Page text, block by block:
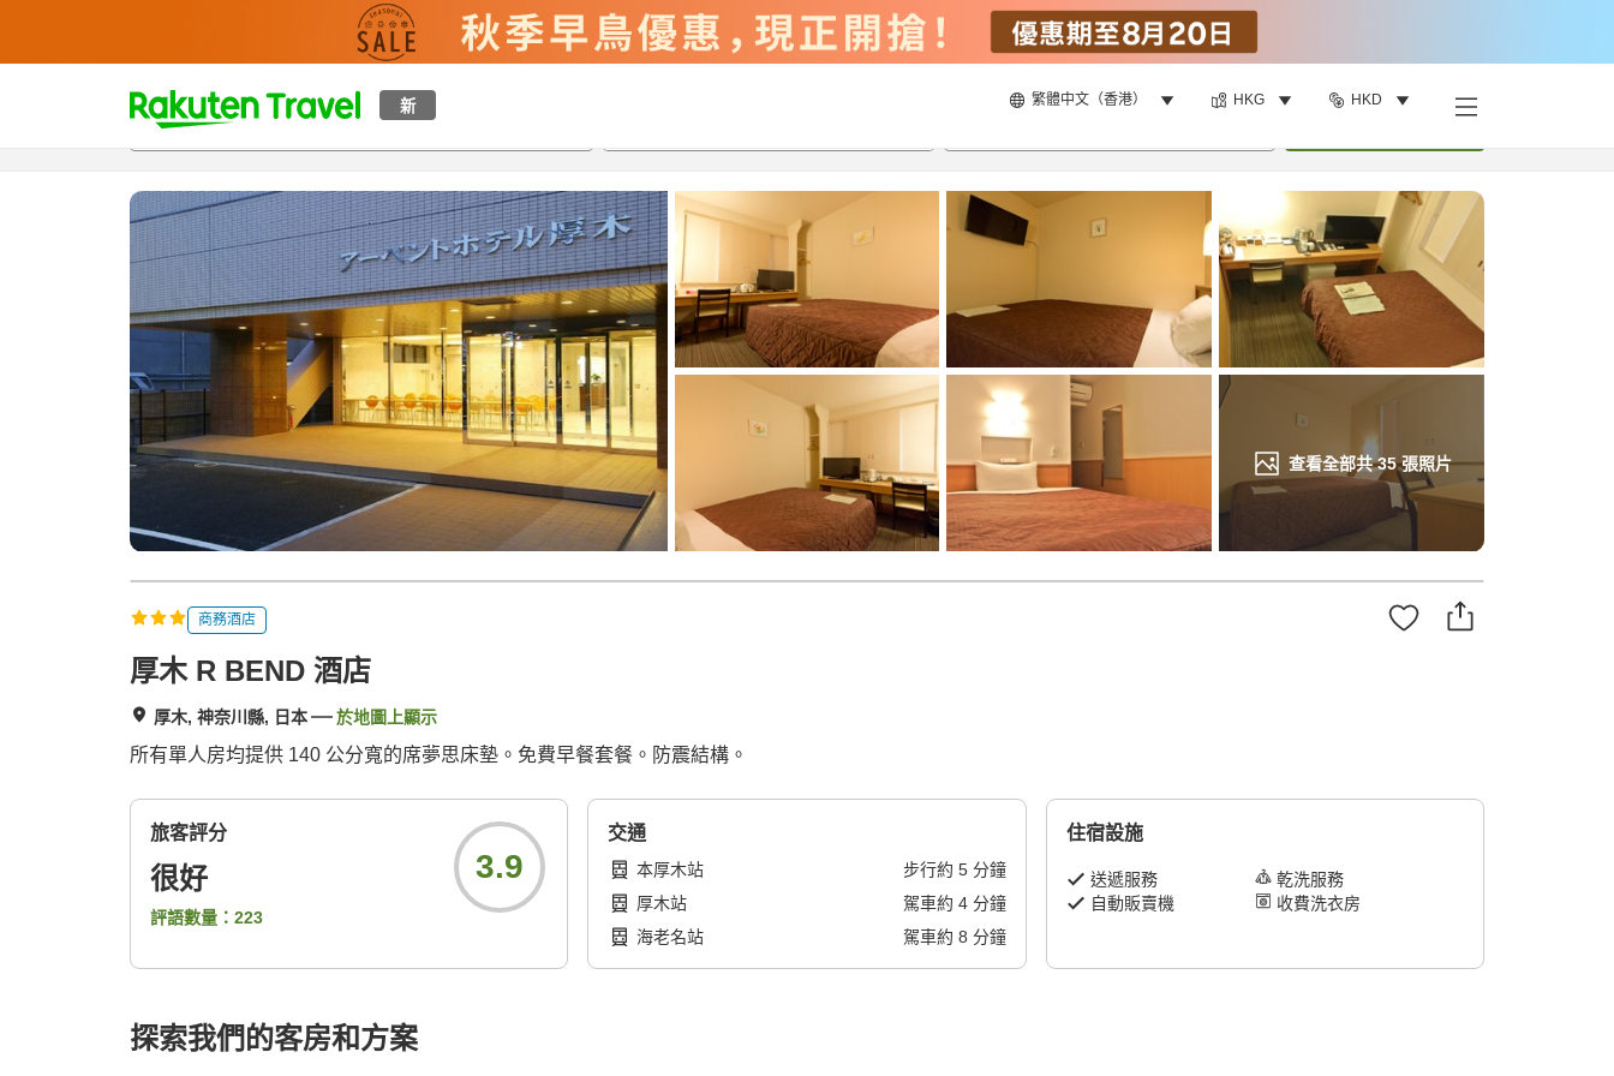
新 繁體中文（香港） HKG HKD
t
p
a
g
s
e
c
h
查看全部共35張照片
概覽房間及住宿方案 評價特色設施
商務酒店
厚木 R BEND 酒店
厚木, 神奈川縣, 日本 於地圖上顯示
所有單人房均提供 140 公分寬的席夢思床墊。免費早餐套餐。防震結構。
旅客評分
很好
評語數量： 223
3.9
交通
本厚木站 步行約 5分鐘
厚木站
駕車約 4分鐘
海老名站
駕車約 8 分鐘
住宿設施
送遞服務
乾洗服務
自動販賣機
收費洗衣房
探索我們的客房和方案